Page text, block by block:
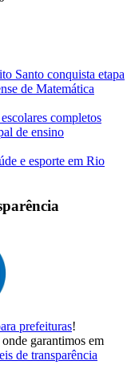
Santo conquista etapa
de Matemática
completos
de ensino
e esporte em Rio
prefeituras!
garantimos em
de transparência